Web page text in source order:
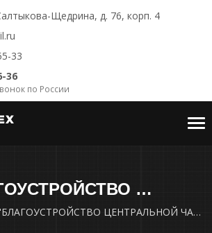
Щедрина, д. 76, корп. 4
33
36
по России
"БЛАГОУСТРОЙСТВО ЦЕНТРАЛЬНОЙ ЧАСТИ Г. МОСАЛЬСК"
"БЛАГОУСТРОЙСТВО ЦЕНТРАЛЬНОЙ ЧАСТИ Г. МОСАЛЬСК"